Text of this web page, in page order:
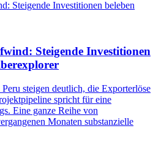
Steigende Investitionen
steigen deutlich, die Exporterlöse
spricht für eine
Eine ganze Reihe von
Monaten substanzielle